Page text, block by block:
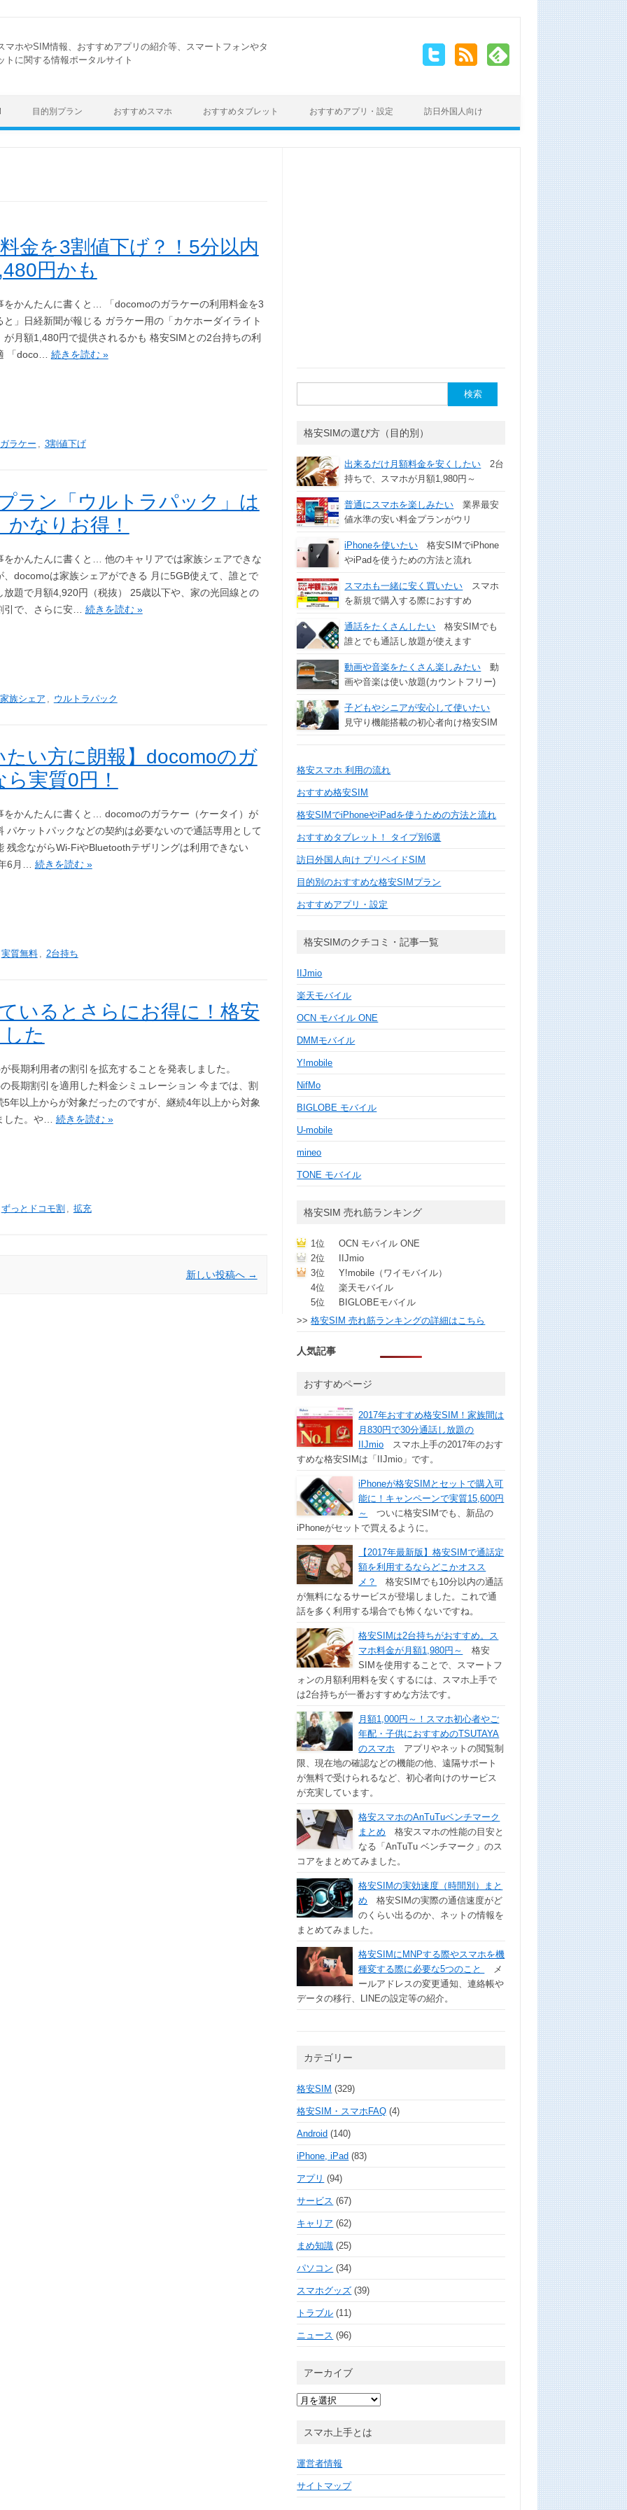
マホやSIM情報、おすすめアプリの紹介等、スマートフォンやタ
トに関する情報ポータルサイト
目的別プラン おすすめスマホ おすすめタブレット おすすめアプリ・設定 訪日外国人向け
金を3割値下げ？！5分以内
円かも
をかんたんに書くと… 「docomoのガラケーの利用料金を3
と」日経新聞が報じる ガラケー用の「カケホーダイライト
が月額1,480円で提供されるかも 格安SIMとの2台持ちの利
「doco… 続きを読む »
ガラケー , 3割値下げ
ラン「ウルトラパック」は
なりお得！
をかんたんに書くと… 他のキャリアでは家族シェアできな
、docomoは家族シェアができる 月に5GB使えて、誰とで
放題で月額4,920円（税抜） 25歳以下や、家の光回線との
引で、さらに安… 続きを読む »
家族シェア , ウルトラパック
たい方に朗報】docomoのガ
実質0円！
をかんたんに書くと… docomoのガラケー（ケータイ）が
パケットパックなどの契約は必要ないので通話専用として
残念ながらWi-FiやBluetoothテザリングは利用できない
6月… 続きを読む »
実質無料 , 2台持ち
いるとさらにお得に！格安
た
長期利用者の割引を拡充することを発表しました。
長期割引を適用した料金シミュレーション 今までは、割
5年以上からが対象だったのですが、継続4年以上から対象
した。や… 続きを読む »
ずっとドコモ割 , 拡充
新しい投稿へ →
索:
格安SIMの選び方（目的別）
出来るだけ月額料金を安くしたい 2台
持ちで、スマホが月額1,980円～
普通にスマホを楽しみたい 業界最安
値水準の安い料金プランがウリ
iPhoneを使いたい 格安SIMでiPhone
やiPadを使うための方法と流れ
スマホも一緒に安く買いたい スマホ
を新規で購入する際におすすめ
通話をたくさんしたい 格安SIMでも
誰とでも通話し放題が使えます
動画や音楽をたくさん楽しみたい 動
画や音楽は使い放題(カウントフリー)
子どもやシニアが安心して使いたい
見守り機能搭載の初心者向け格安SIM
格安スマホ 利用の流れ
おすすめ格安SIM
格安SIMでiPhoneやiPadを使うための方法と流れ
おすすめタブレット！ タイプ別6選
訪日外国人向け プリペイドSIM
目的別のおすすめな格安SIMプラン
おすすめアプリ・設定
格安SIMのクチコミ・記事一覧
IIJmio
楽天モバイル
OCN モバイル ONE
DMMモバイル
Y!mobile
NifMo
BIGLOBE モバイル
U-mobile
mineo
TONE モバイル
格安SIM 売れ筋ランキング
1位
OCN モバイル ONE
2位
IIJmio
3位
Y!mobile（ワイモバイル）
4位
楽天モバイル
5位
BIGLOBEモバイル
>>格安SIM 売れ筋ランキングの詳細はこちら
人気記事
おすすめページ
2017年おすすめ格安SIM！家族間は
月830円で30分通話し放題の
IIJmio スマホ上手の2017年のおす
すめな格安SIMは「IIJmio」です。
iPhoneが格安SIMとセットで購入可
能に！キャンペーンで実質15,600円
～
ついに格安SIMでも、新品の
iPhoneがセットで買えるように。
【2017年最新版】格安SIMで通話定
額を利用するならどこかオスス
メ？
格安SIMでも10分以内の通話
が無料になるサービスが登場しました。これで通
話を多く利用する場合でも怖くないですね。
格安SIMは2台持ちがおすすめ。ス
マホ料金が月額1,980円～
格安
SIMを使用することで、スマートフ
ォンの月額利用料を安くするには、スマホ上手で
は2台持ちが一番おすすめな方法です。
月額1,000円～！スマホ初心者やご
年配・子供におすすめのTSUTAYA
のスマホ アプリやネットの閲覧制
限、現在地の確認などの機能の他、遠隔サポート
が無料で受けられるなど、初心者向けのサービス
が充実しています。
格安スマホのAnTuTuベンチマーク
まとめ 格安スマホの性能の目安と
なる「AnTuTu ベンチマーク」のス
コアをまとめてみました。
格安SIMの実効速度（時間別）まと
め 格安SIMの実際の通信速度がど
のくらい出るのか、ネットの情報を
まとめてみました。
格安SIMにMNPする際やスマホを機
種変する際に必要な5つのこと
メ
ールアドレスの変更通知、連絡帳や
データの移行、LINEの設定等の紹介。
カテゴリー
格安SIM (329)
格安SIM・スマホFAQ (4)
Android (140)
iPhone, iPad (83)
アプリ (94)
サービス (67)
キャリア (62)
まめ知識 (25)
パソコン (34)
スマホグッズ (39)
トラブル (11)
ニュース (96)
アーカイブ
ア
ー
ブスマホ上手とは
運営者情報
サイトマップ